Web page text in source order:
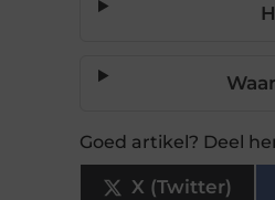
Goed artikel? Deel
X (Twitter)